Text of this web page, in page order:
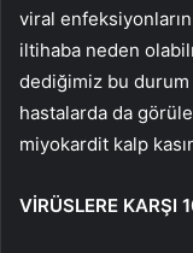
viral
iltihaba neden
dediğimiz bu durum
hastalarda da
miyokardit kalp
VİRÜSLERE KARŞI